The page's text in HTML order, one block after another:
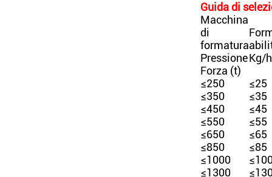
Guida di
Macchina
di
formatura
Pressione
Forza (t)
Kg/
≤250
≤25
≤350
≤35
≤450
≤45
≤550
≤55
≤650
≤65
≤850
≤85
≤1000
≤1300